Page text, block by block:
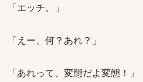
「エッチ。」
「えー、何？あれ？」
「あれって、変態だよ変態！」